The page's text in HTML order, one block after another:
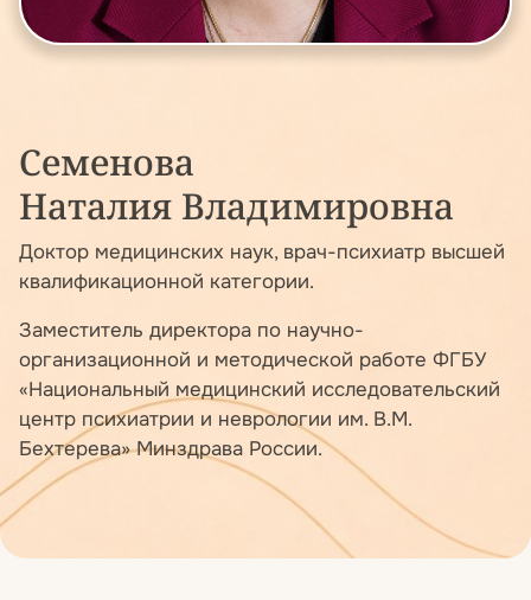
Семенова
Наталия Владимировна
Доктор медицинских наук, врач-психиатр высшей
квалификационной категории.
Заместитель директора по научно-
организационной и методической работе ФГБУ
«Национальный медицинский исследовательский
центр психиатрии и неврологии им. В.М.
Бехтерева» Минздрава России.